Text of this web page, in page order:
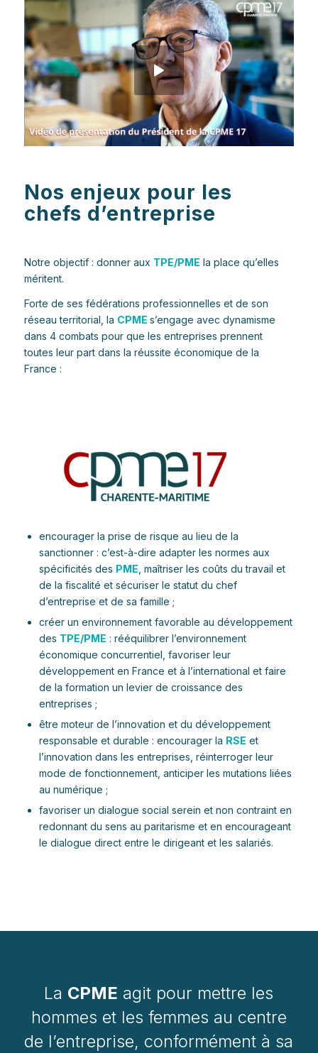
Nos enjeux pour les
chefs d’entreprise
Notre objectif : donner aux TPE/PME la place qu’elles
méritent.
Forte de ses fédérations professionnelles et de son
réseau territorial, la CPME s’engage avec dynamisme
dans 4 combats pour que les entreprises prennent
toutes leur part dans la réussite économique de la
France :
encourager la prise de risque au lieu de la
sanctionner : c’est-à-dire adapter les normes aux
spécificités des PME, maîtriser les coûts du travail et
de la fiscalité et sécuriser le statut du chef
d’entreprise et de sa famille ;
créer un environnement favorable au développement
des TPE/PME : rééquilibrer l’environnement
économique concurrentiel, favoriser leur
développement en France et à l’international et faire
de la formation un levier de croissance des
entreprises ;
être moteur de l’innovation et du développement
responsable et durable : encourager la RSE et
l’innovation dans les entreprises, réinterroger leur
mode de fonctionnement, anticiper les mutations liées
au numérique ;
favoriser un dialogue social serein et non contraint en
redonnant du sens au paritarisme et en encourageant
le dialogue direct entre le dirigeant et les salariés.
La CPME agit pour mettre les
hommes et les femmes au centre
de l’entreprise, conformément à sa